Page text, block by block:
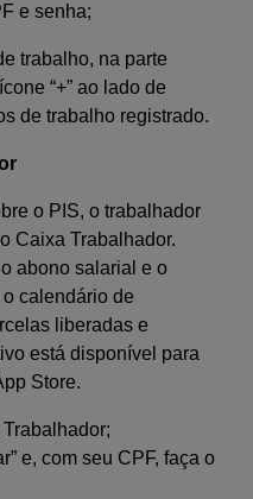
e senha;
trabalho, na parte
“+” ao lado de
de trabalho registrado.
o PIS, o trabalhador
Caixa Trabalhador.
abono salarial e o
calendário de
liberadas e
está disponível para
Store.
e, com seu CPF, faça o